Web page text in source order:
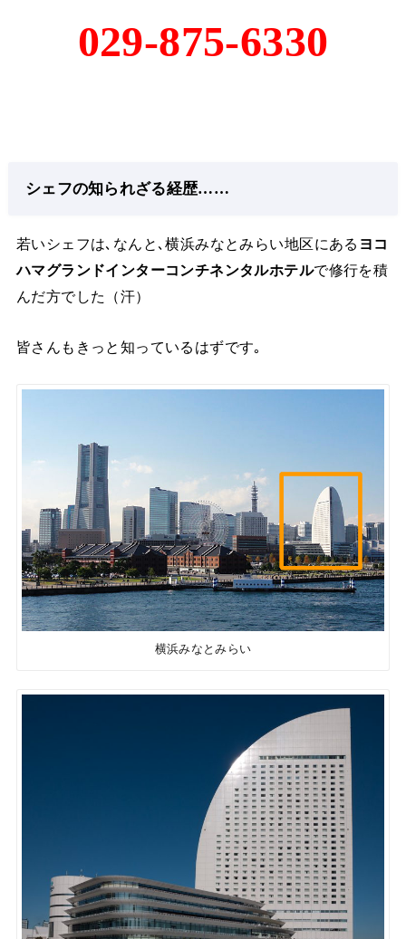
029-875-6330
シェフの知られざる経歴……
若いシェフは､なんと､横浜みなとみらい地区にある ヨコ
ハマグランドインターコンチネンタルホテルで修行を積
んだ方でした（汗）
皆さんもきっと知っているはずです｡
横浜みなとみらい